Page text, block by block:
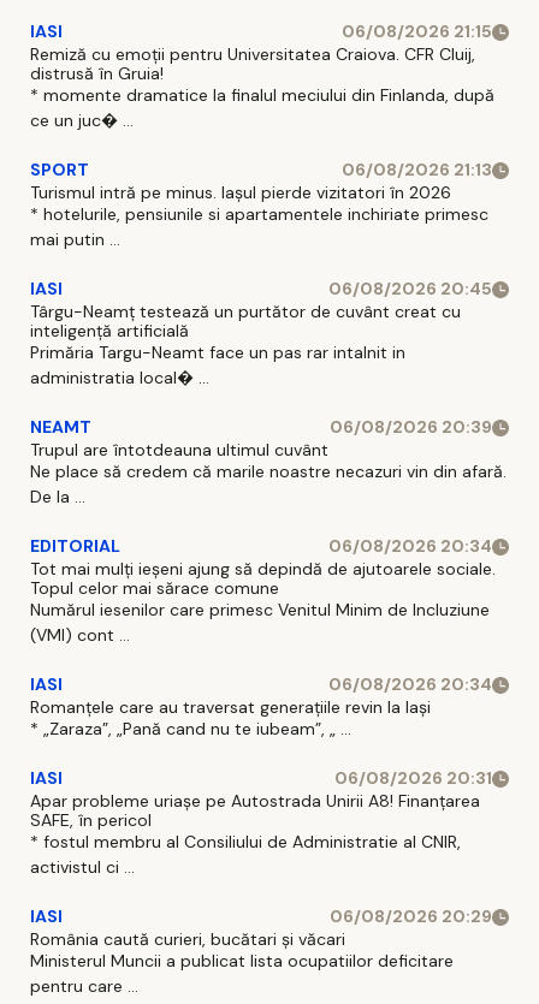
IASI
06/08/2026 21:15
Remiză cu emoții pentru Universitatea Craiova. CFR Cluij,
distrusă în Gruia!
* momente dramatice la finalul meciului din Finlanda, după
ce un juc� ...
SPORT
06/08/2026 21:13
Turismul intră pe minus. Iașul pierde vizitatori în 2026
* hotelurile, pensiunile si apartamentele inchiriate primesc
mai putin ...
IASI
06/08/2026 20:45
Târgu-Neamț testează un purtător de cuvânt creat cu
inteligență artificială
Primăria Targu-Neamt face un pas rar intalnit in
administratia local� ...
NEAMT
06/08/2026 20:39
Trupul are întotdeauna ultimul cuvânt
Ne place să credem că marile noastre necazuri vin din afară.
De la ...
EDITORIAL
06/08/2026 20:34
Tot mai mulți ieșeni ajung să depindă de ajutoarele sociale.
Topul celor mai sărace comune
Numărul iesenilor care primesc Venitul Minim de Incluziune
(VMI) cont ...
IASI
06/08/2026 20:34
Romanțele care au traversat generațiile revin la Iași
* „Zaraza”, „Pană cand nu te iubeam”, „ ...
IASI
06/08/2026 20:31
Apar probleme uriașe pe Autostrada Unirii A8! Finanțarea
SAFE, în pericol
* fostul membru al Consiliului de Administratie al CNIR,
activistul ci ...
IASI
06/08/2026 20:29
România caută curieri, bucătari și văcari
Ministerul Muncii a publicat lista ocupatiilor deficitare
pentru care ...